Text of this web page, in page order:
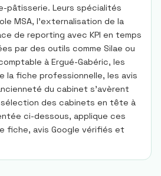
pâtisserie. Leurs spécialités
MSA, l’externalisation de la
de reporting avec KPI en temps
par des outils comme Silae ou
à Ergué-Gabéric, les
la fiche professionnelle, les avis
du cabinet s’avèrent
des cabinets en tête à
ci-dessous, applique ces
fiche, avis Google vérifiés et